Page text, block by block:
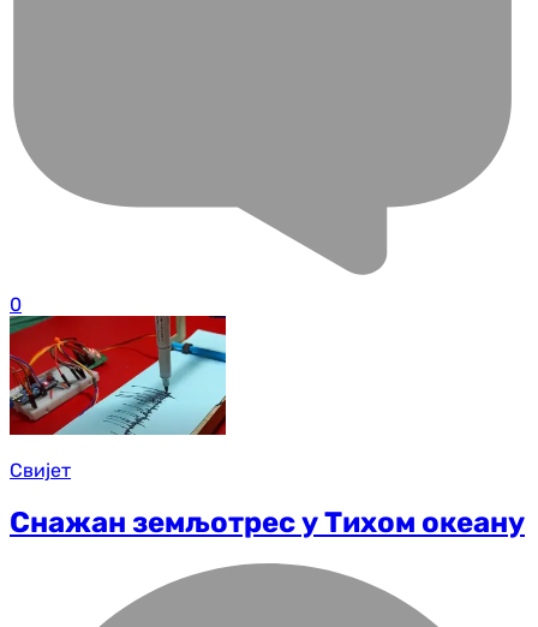
0
Свијет
Снажан земљотрес у Тихом океану